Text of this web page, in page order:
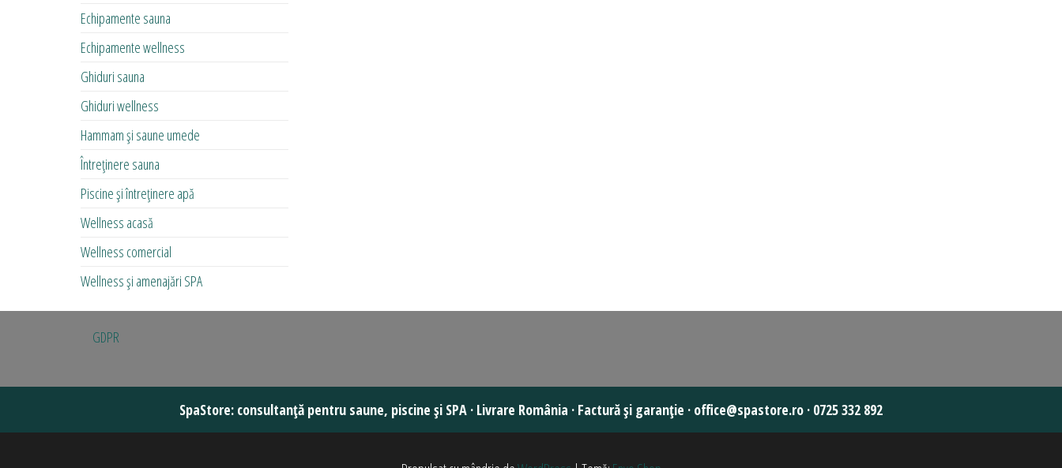
Echipamente sauna
Echipamente wellness
Ghiduri sauna
Ghiduri wellness
Hammam și saune umede
Întreținere sauna
Piscine și întreținere apă
Wellness acasă
Wellness comercial
Wellness și amenajări SPA
GDPR